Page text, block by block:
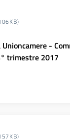
-
trimestre 2017